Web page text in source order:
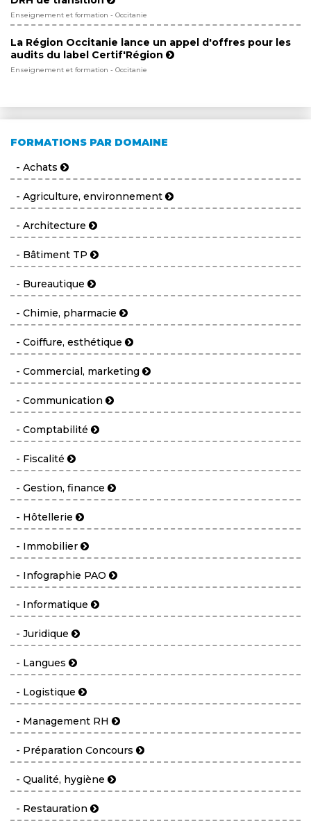
Enseignement et formation - Occitanie
La Région Occitanie lance un appel d'offres pour les
audits du label Certif'Région
Enseignement et formation - Occitanie
FORMATIONS PAR DOMAINE
- Achats
- Agriculture, environnement
- Architecture
- Bâtiment TP
- Bureautique
- Chimie, pharmacie
- Coiffure, esthétique
- Commercial, marketing
- Communication
- Comptabilité
- Fiscalité
- Gestion, finance
- Hôtellerie
- Immobilier
- Infographie PAO
- Informatique
- Juridique
- Langues
- Logistique
- Management RH
- Préparation Concours
- Qualité, hygiène
- Restauration